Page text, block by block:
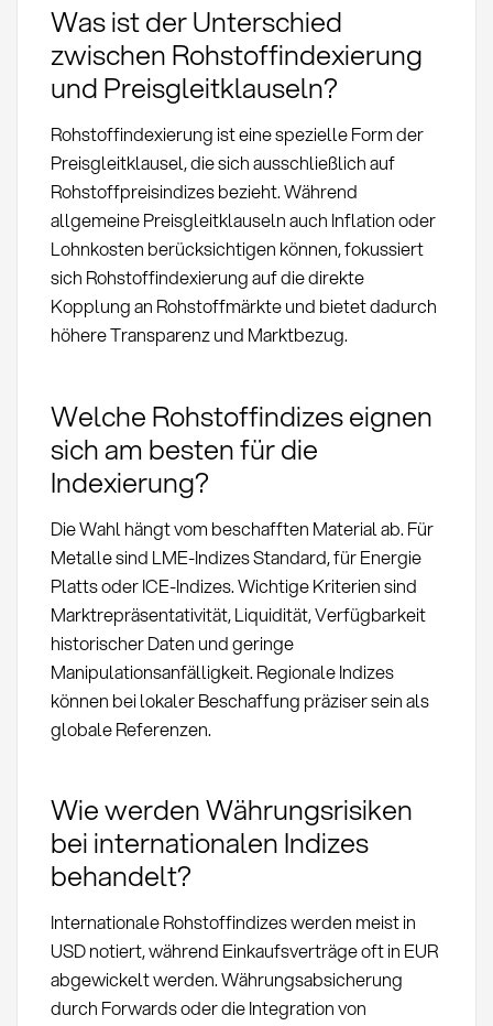
Was ist der Unterschied
zwischen Rohstoffindexierung
und Preisgleitklauseln?
Rohstoffindexierung ist eine spezielle Form der
Preisgleitklausel, die sich ausschließlich auf
Rohstoffpreisindizes bezieht. Während
allgemeine Preisgleitklauseln auch Inflation oder
Lohnkosten berücksichtigen können, fokussiert
sich Rohstoffindexierung auf die direkte
Kopplung an Rohstoffmärkte und bietet dadurch
höhere Transparenz und Marktbezug.
Welche Rohstoffindizes eignen
sich am besten für die
Indexierung?
Die Wahl hängt vom beschafften Material ab. Für
Metalle sind LME-Indizes Standard, für Energie
Platts oder ICE-Indizes. Wichtige Kriterien sind
Marktrepräsentativität, Liquidität, Verfügbarkeit
historischer Daten und geringe
Manipulationsanfälligkeit. Regionale Indizes
können bei lokaler Beschaffung präziser sein als
globale Referenzen.
Wie werden Währungsrisiken
bei internationalen Indizes
behandelt?
Internationale Rohstoffindizes werden meist in
USD notiert, während Einkaufsverträge oft in EUR
abgewickelt werden. Währungsabsicherung
durch Forwards oder die Integration von